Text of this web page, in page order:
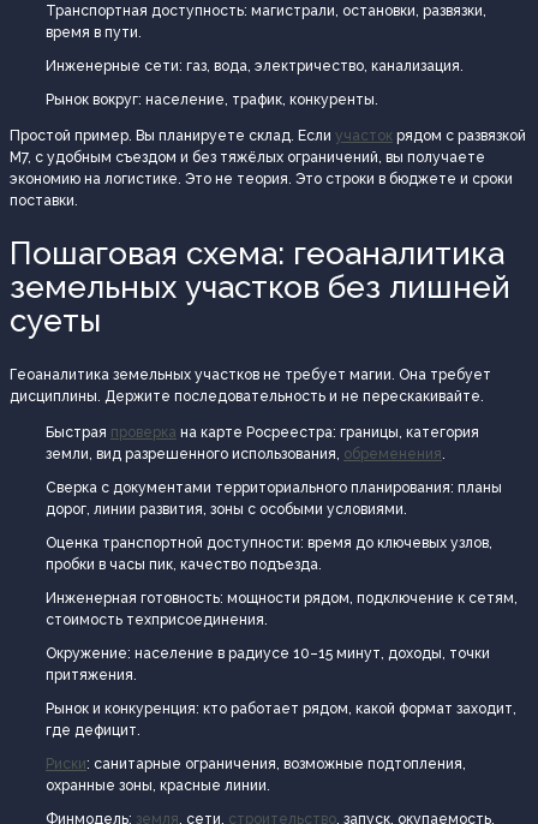
Транспортная доступность: магистрали, остановки, развязки,
время в пути.
Инженерные сети: газ, вода, электричество, канализация.
Рынок вокруг: население, трафик, конкуренты.
Простой пример. Вы планируете склад. Если участок рядом с развязкой
М7, с удобным съездом и без тяжёлых ограничений, вы получаете
экономию на логистике. Это не теория. Это строки в бюджете и сроки
поставки.
Пошаговая схема: геоаналитика
земельных участков без лишней
суеты
Геоаналитика земельных участков не требует магии. Она требует
дисциплины. Держите последовательность и не перескакивайте.
Быстрая проверка на карте Росреестра: границы, категория
земли, вид разрешенного использования, обременения.
Сверка с документами территориального планирования: планы
дорог, линии развития, зоны с особыми условиями.
Оценка транспортной доступности: время до ключевых узлов,
пробки в часы пик, качество подъезда.
Инженерная готовность: мощности рядом, подключение к сетям,
стоимость техприсоединения.
Окружение: население в радиусе 10–15 минут, доходы, точки
притяжения.
Рынок и конкуренция: кто работает рядом, какой формат заходит,
где дефицит.
Риски: санитарные ограничения, возможные подтопления,
охранные зоны, красные линии.
Финмодель: земля, сети, строительство, запуск, окупаемость,